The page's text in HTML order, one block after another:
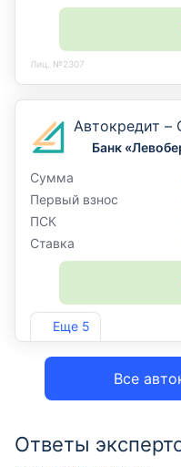
Все
Лиц. №2307
Еще 5
Автокредит –
Банк
Сумма
Первый взнос
ПСК
Ставка
Лиц. №1343
Ответы